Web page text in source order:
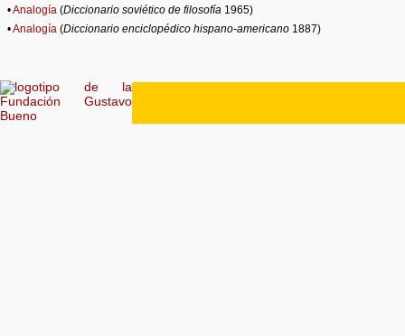
•Analogía (Diccionario soviético de filosofía 1965)
•Analogía (Diccionario enciclopédico hispano-americano 1887)